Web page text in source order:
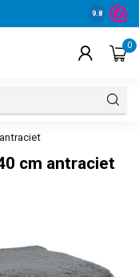
Voor
9.8
0
cm antraciet